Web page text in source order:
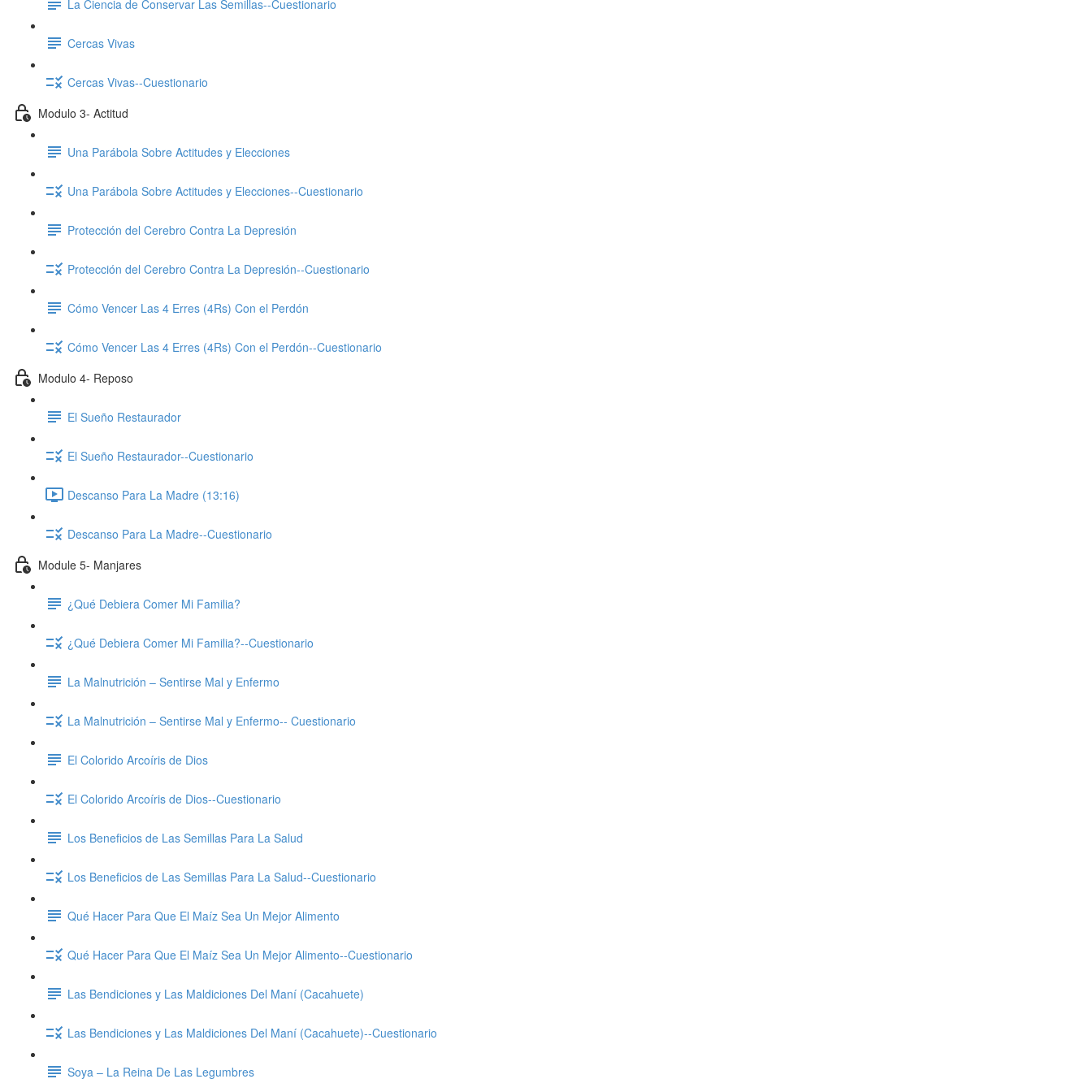
La Ciencia de Conservar Las Semillas--Cuestionario
Cercas Vivas
Cercas Vivas--Cuestionario
Modulo 3- Actitud
Una Parábola Sobre Actitudes y Elecciones
Una Parábola Sobre Actitudes y Elecciones--Cuestionario
Protección del Cerebro Contra La Depresión
Protección del Cerebro Contra La Depresión--Cuestionario
Cómo Vencer Las 4 Erres (4Rs) Con el Perdón
Cómo Vencer Las 4 Erres (4Rs) Con el Perdón--Cuestionario
Modulo 4- Reposo
El Sueño Restaurador
El Sueño Restaurador--Cuestionario
Descanso Para La Madre (13:16)
Descanso Para La Madre--Cuestionario
Module 5- Manjares
¿Qué Debiera Comer Mi Familia?
¿Qué Debiera Comer Mi Familia?--Cuestionario
La Malnutrición – Sentirse Mal y Enfermo
La Malnutrición – Sentirse Mal y Enfermo-- Cuestionario
El Colorido Arcoíris de Dios
El Colorido Arcoíris de Dios--Cuestionario
Los Beneficios de Las Semillas Para La Salud
Los Beneficios de Las Semillas Para La Salud--Cuestionario
Qué Hacer Para Que El Maíz Sea Un Mejor Alimento
Qué Hacer Para Que El Maíz Sea Un Mejor Alimento--Cuestionario
Las Bendiciones y Las Maldiciones Del Maní (Cacahuete)
Las Bendiciones y Las Maldiciones Del Maní (Cacahuete)--Cuestionario
Soya – La Reina De Las Legumbres